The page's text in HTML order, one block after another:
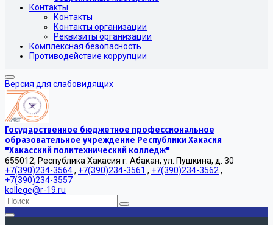
Контакты
Контакты
Контакты организации
Реквизиты организации
Комплексная безопасность
Противодействие коррупции
Версия для слабовидящих
Государственное бюджетное профессиональное
образовательное учреждение Республики Хакасия
"Хакасский политехнический колледж"
655012, Республика Хакасия г. Абакан, ул. Пушкина, д. 30
+7(390)234-3564, +7(390)234-3561 , +7(390)234-3562 ,
+7(390)234-3557
kollege@r-19.ru